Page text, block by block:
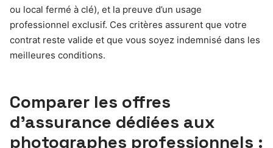
ou local fermé à clé), et la preuve d’un usage
professionnel exclusif. Ces critères assurent que votre
contrat reste valide et que vous soyez indemnisé dans les
meilleures conditions.
Comparer les offres
d’assurance dédiées aux
photographes professionnels :